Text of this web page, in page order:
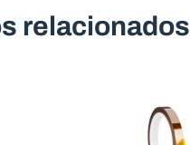
relacionados